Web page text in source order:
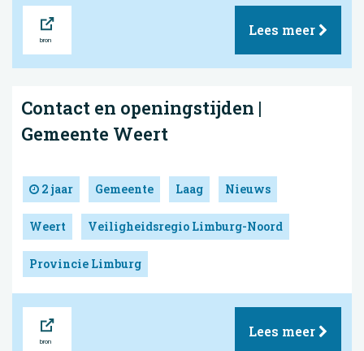
Lees meer
Contact en openingstijden |
Gemeente Weert
2 jaar Gemeente Laag Nieuws
Weert Veiligheidsregio Limburg-Noord
Provincie Limburg
Lees meer